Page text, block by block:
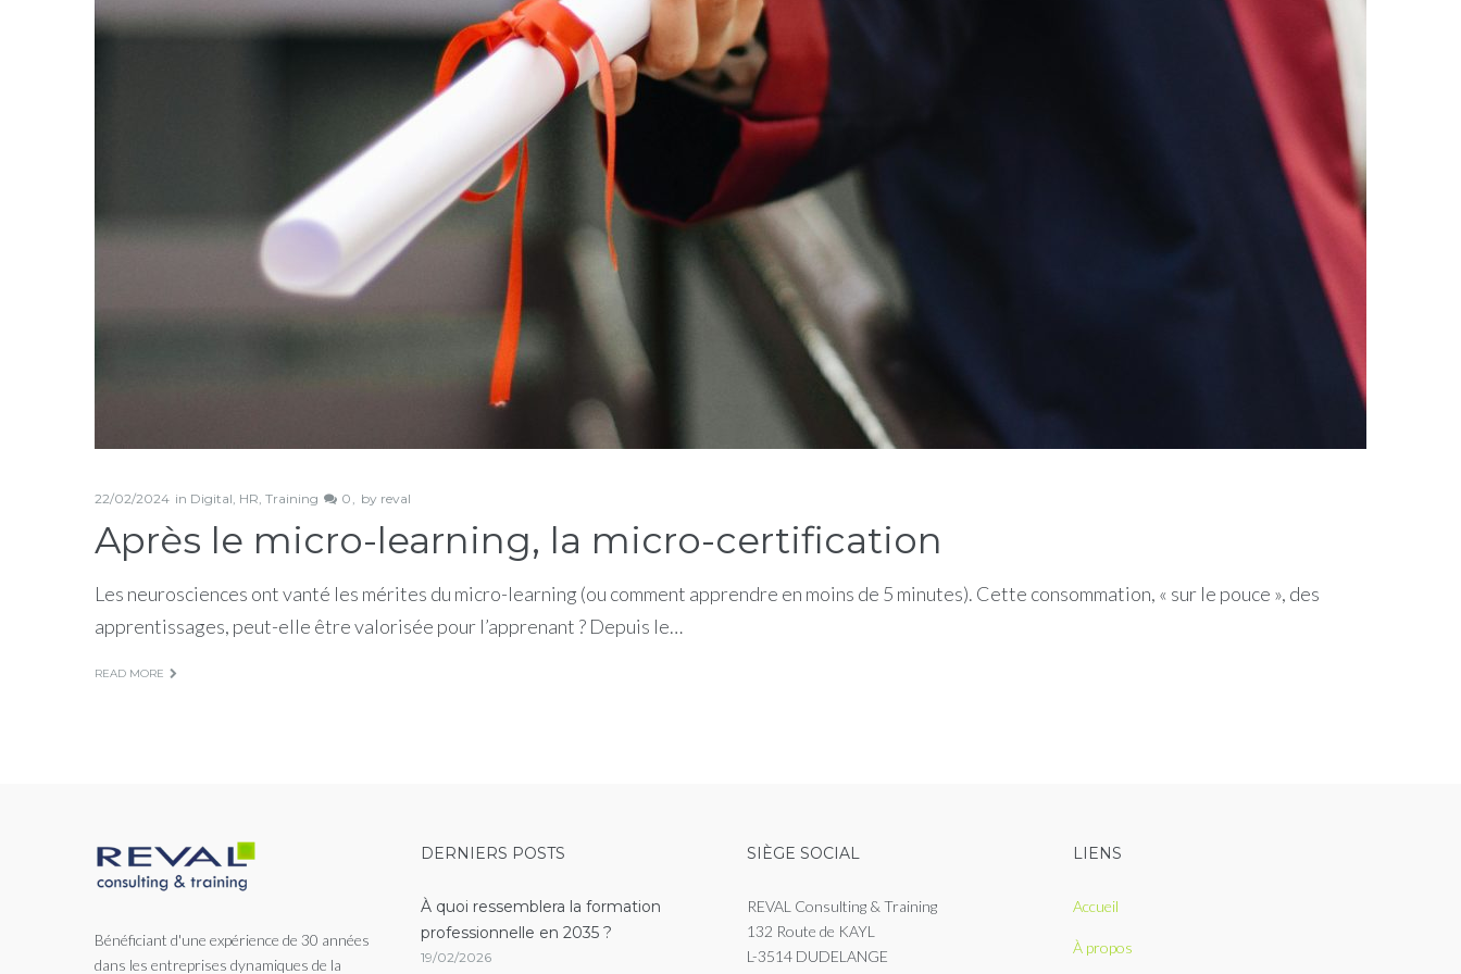
22/02/2024 in Digital, HR, Training 0 by reval
Après le micro-learning, la micro-certification
Les neurosciences ont vanté les mérites du micro-learning (ou comment apprendre en moins de 5 minutes). Cette consommation, « sur le pouce », des
apprentissages, peut-elle être valorisée pour l’apprenant ? Depuis le…
READ MORE
Bénéficiant d'une expérience de 30 années
dans les entreprises dynamiques de la
DERNIERS POSTS
À quoi ressemblera la formation
professionnelle en 2035 ?
19/02/2026
SIÈGE SOCIAL
REVAL Consulting & Training
132 Route de KAYL
L-3514 DUDELANGE
LIENS
Accueil
À propos